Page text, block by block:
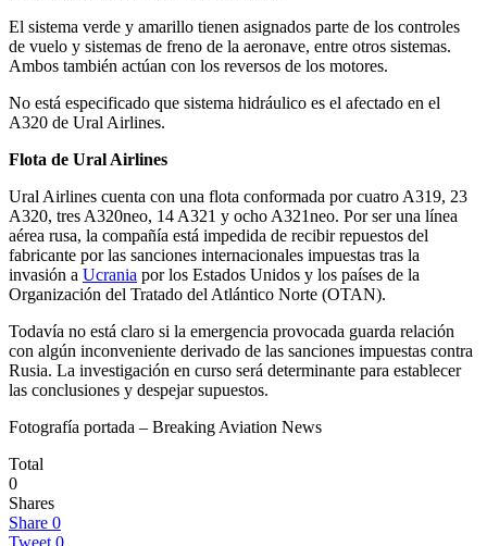
El sistema verde y amarillo tienen asignados parte de los controles
de vuelo y sistemas de freno de la aeronave, entre otros sistemas.
Ambos también actúan con los reversos de los motores.
No está especificado que sistema hidráulico es el afectado en el
A320 de Ural Airlines.
Flota de Ural Airlines
Ural Airlines cuenta con una flota conformada por cuatro A319, 23
A320, tres A320neo, 14 A321 y ocho A321neo. Por ser una línea
aérea rusa, la compañía está impedida de recibir repuestos del
fabricante por las sanciones internacionales impuestas tras la
invasión a Ucrania por los Estados Unidos y los países de la
Organización del Tratado del Atlántico Norte (OTAN).
Todavía no está claro si la emergencia provocada guarda relación
con algún inconveniente derivado de las sanciones impuestas contra
Rusia. La investigación en curso será determinante para establecer
las conclusiones y despejar supuestos.
Fotografía portada – Breaking Aviation News
Total
0
Shares
Share 0
Tweet 0